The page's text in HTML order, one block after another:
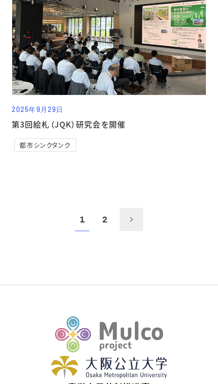
2025年9月29日
都市シンクタンク
第3回絵札（JQK）研究会を開催
1 2 ›次へ